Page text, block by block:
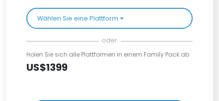
Wählen Sie eine Plattform
oder
Holen Sie sich alle Plattformen in einem Family Pack ab
US$1399